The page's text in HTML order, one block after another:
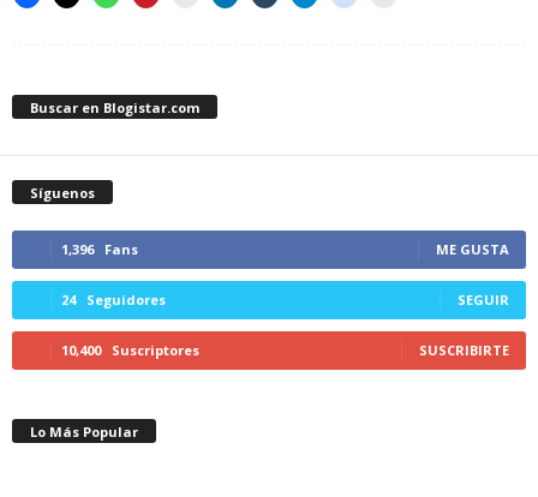
Buscar en Blogistar.com
Síguenos
1,396 Fans ME GUSTA
24 Seguidores SEGUIR
10,400 Suscriptores SUSCRIBIRTE
Lo Más Popular